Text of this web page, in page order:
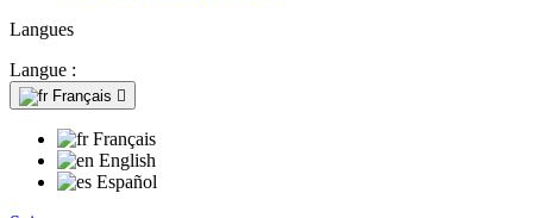
Langues
Langue :
Français 
Français
English
Español